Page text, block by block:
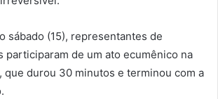
sábado (15), representantes de
participaram de um ato ecumênico na
que durou 30 minutos e terminou com a